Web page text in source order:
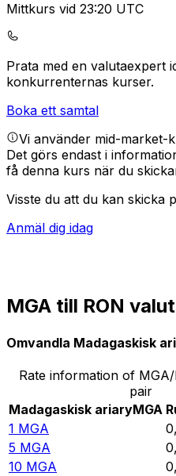
Mittkurs vid 23:20 UTC
Prata med en valutaexpert
konkurrenternas kurser.
Boka ett samtal
Vi använder mid-market-
Det görs endast i
få denna kurs när du
Visste du att du kan skicka
Anmäl dig idag
MGA till RON
Omvandla Madagaskisk
Rate information of
pair
Madagaskisk ariaryMGA
1 MGA
5 MGA
10 MGA